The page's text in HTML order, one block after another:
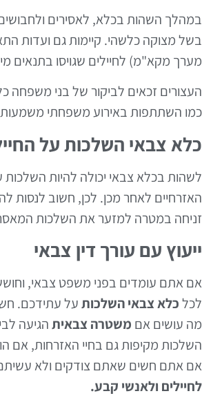
במהלך השהות בכלא, לאסירים
בשל מצוקה כלשהי. קיימות גם ועדות
מערך מקא"מ) לחיילים שגויסו בתנאים
כמו השתתפות באירוע משפחתי משמעותי
כלא צבאי השלכות על
לשהות בכלא צבאי יכולה להיות
האזרחיים לאחר מכן. לכן, חשוב לנסות
זניחה במטרה למזער את השלכות
ייעוץ עם עורך דין צבאי
אם אתם עומדים בפני משפט צבאי,
לכלכלא צבאי השלכותעל עתידכם.
מה עושים אם משטרה צבאיתהגיעה
השלכות מקיפות גם בחיי האזרחות, אם
אם אתם חשים שאתם צודקים ולא
לחיילים ולאנשי קבע.